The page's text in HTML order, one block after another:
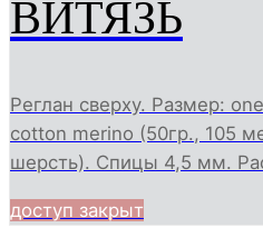
ВИТЯЗЬ
Реглан сверху. Размер:
cotton merino (50гр., 105
шерсть). Спицы 4,5 мм.
доступ закрыт